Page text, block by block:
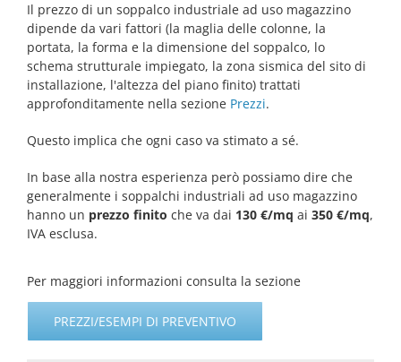
Il prezzo di un soppalco industriale ad uso magazzino
dipende da vari fattori (la maglia delle colonne, la
portata, la forma e la dimensione del soppalco, lo
schema strutturale impiegato, la zona sismica del sito di
installazione, l'altezza del piano finito) trattati
approfonditamente nella sezione Prezzi.
Questo implica che ogni caso va stimato a sé.
In base alla nostra esperienza però possiamo dire che
generalmente i soppalchi industriali ad uso magazzino
hanno un prezzo finito che va dai 130 €/mq ai 350 €/mq,
IVA esclusa.
Per maggiori informazioni consulta la sezione
PREZZI/ESEMPI DI PREVENTIVO